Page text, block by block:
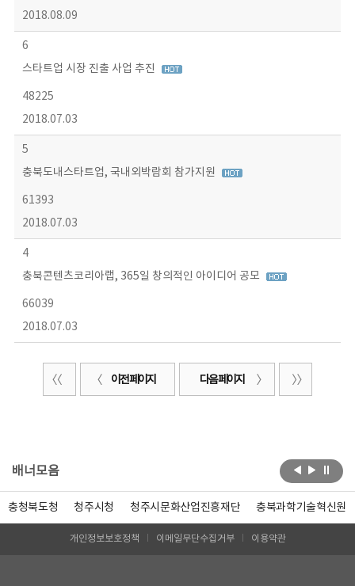
2018.08.09
6
스타트업 시장 진출 사업 추진
48225
2018.07.03
5
충북도내스타트업, 국내외박람회 참가지원
61393
2018.07.03
4
충북콘텐츠코리아랩, 365일 창의적인 아이디어 공모
66039
2018.07.03
이전 페이지 다음 페이지
배너모음
충청북도청 청주시청 청주시문화산업진흥재단 충북과학기술혁신원
개인정보보호정책 이메일무단수집거부 이용약관